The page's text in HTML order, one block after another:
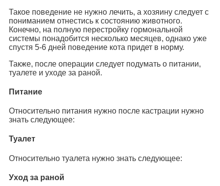
Такое поведение не нужно лечить, а хозяину следует с
пониманием отнестись к состоянию животного.
Конечно, на полную перестройку гормональной
системы понадобится несколько месяцев, однако уже
спустя 5-6 дней поведение кота придет в норму.
Также, после операции следует подумать о питании,
туалете и уходе за раной.
Питание
Относительно питания нужно после кастрации нужно
знать следующее:
Туалет
Относительно туалета нужно знать следующее:
Уход за раной